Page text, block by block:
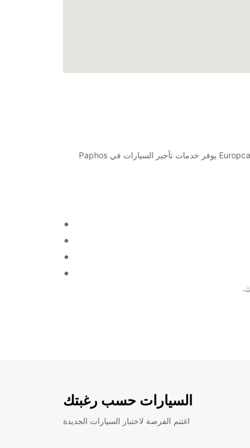
مرحبًا بك في مطار بافوس! إذا كنت بصدد زيارة هذه المدينة الساحرة وترغب في استئجار سيارة أو شاحنة لرحلتك، فأنت في المكان الصحيح. Europcar يوفر خدمات تأجير السيارات في Paphos
السيارات حسب رغبتك
اغتنم الفرصة لاختبار السيارات الجديدة